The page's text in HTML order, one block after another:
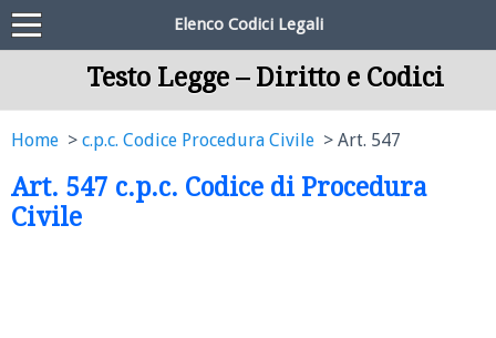
Elenco Codici Legali
Testo Legge – Diritto e Codici
Home c.p.c. Codice Procedura Civile Art. 547
Art. 547 c.p.c. Codice di Procedura
Civile